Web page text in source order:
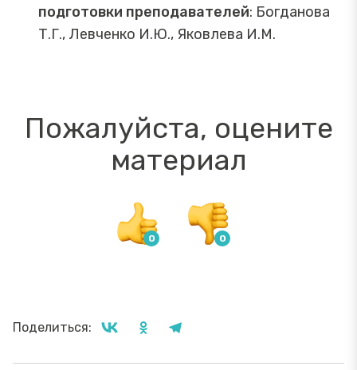
подготовки преподавателей: Богданова
Т.Г., Левченко И.Ю., Яковлева И.М.
Пожалуйста, оцените
материал
Поделиться: